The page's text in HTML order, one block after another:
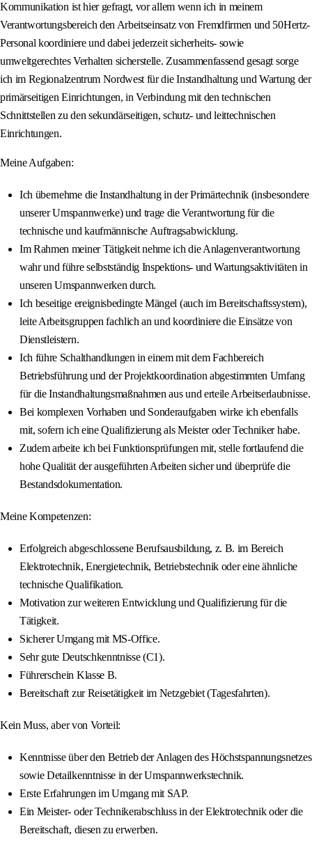
Kommunikation ist hier gefragt, vor allem wenn ich in meinem
Verantwortungsbereich den Arbeitseinsatz von Fremdfirmen und 50Hertz-
Personal koordiniere und dabei jederzeit sicherheits- sowie
umweltgerechtes Verhalten sicherstelle. Zusammenfassend gesagt sorge
ich im Regionalzentrum Nordwest für die Instandhaltung und Wartung der
primärseitigen Einrichtungen, in Verbindung mit den technischen
Schnittstellen zu den sekundärseitigen, schutz- und leittechnischen
Einrichtungen.
Meine Aufgaben:
Ich übernehme die Instandhaltung in der Primärtechnik (insbesondere
unserer Umspannwerke) und trage die Verantwortung für die
technische und kaufmännische Auftragsabwicklung.
Im Rahmen meiner Tätigkeit nehme ich die Anlagenverantwortung
wahr und führe selbstständig Inspektions- und Wartungsaktivitäten in
unseren Umspannwerken durch.
Ich beseitige ereignisbedingte Mängel (auch im Bereitschaftssystem),
leite Arbeitsgruppen fachlich an und koordiniere die Einsätze von
Dienstleistern.
Ich führe Schalthandlungen in einem mit dem Fachbereich
Betriebsführung und der Projektkoordination abgestimmten Umfang
für die Instandhaltungsmaßnahmen aus und erteile Arbeitserlaubnisse.
Bei komplexen Vorhaben und Sonderaufgaben wirke ich ebenfalls
mit, sofern ich eine Qualifizierung als Meister oder Techniker habe.
Zudem arbeite ich bei Funktionsprüfungen mit, stelle fortlaufend die
hohe Qualität der ausgeführten Arbeiten sicher und überprüfe die
Bestandsdokumentation.
Meine Kompetenzen:
Erfolgreich abgeschlossene Berufsausbildung, z. B. im Bereich
Elektrotechnik, Energietechnik, Betriebstechnik oder eine ähnliche
technische Qualifikation.
Motivation zur weiteren Entwicklung und Qualifizierung für die
Tätigkeit.
Sicherer Umgang mit MS-Office.
Sehr gute Deutschkenntnisse (C1).
Führerschein Klasse B.
Bereitschaft zur Reisetätigkeit im Netzgebiet (Tagesfahrten).
Kein Muss, aber von Vorteil:
Kenntnisse über den Betrieb der Anlagen des Höchstspannungsnetzes
sowie Detailkenntnisse in der Umspannwerkstechnik.
Erste Erfahrungen im Umgang mit SAP.
Ein Meister- oder Technikerabschluss in der Elektrotechnik oder die
Bereitschaft, diesen zu erwerben.